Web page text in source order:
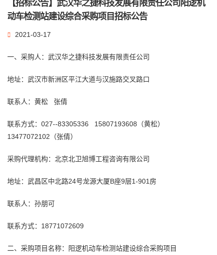
【招标公告】武汉华之捷科技发展有限责任公司阳逻机
动车检测站建设综合采购项目招标公告
2021-03-17
一、采购人：武汉华之捷科技发展有限责任公司
地址：武汉市新洲区平江大道与汉施路交叉路口
联系人：黄松 张倩
联系方式：027--83305336 15807193608（黄松）
13477072102（张倩）
采购代理机构：北京北卫旭博工程咨询有限公司
地址：武昌区中北路24号龙源大厦B座9层1-901房
联系人：孙朋可
联系方式：18771072609
二、采购项目名称：阳逻机动车检测站建设综合采购项目